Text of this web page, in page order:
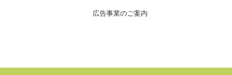
広告事業のご案内